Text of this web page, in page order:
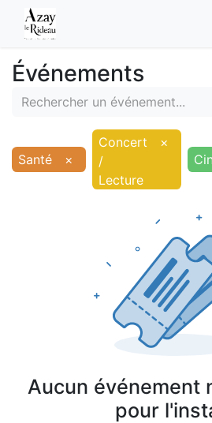
Événements
Santé ×
Concert
/
Lecture
×
Aucun événement
pour